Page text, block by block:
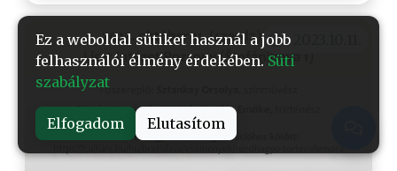
Ez a weboldal sütiket használ a jobb
felhasználói élmény érdekében. Süti
szabályzat
Elfogadom Elutasítom
2023.10.11.